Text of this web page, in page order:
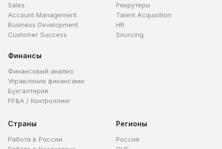
Sales
Account Management
Business Development
Customer Success
Рекрутеры
Talent Acquisition
HR
Sourcing
Финансы
Финансовый анализ
Управление финансами
Бухгалтерия
FP&A / Контроллинг
Страны
Работа в России
Регионы
Россия